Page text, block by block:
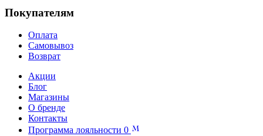
Покупателям
Оплата
Самовывоз
Возврат
Акции
Блог
Магазины
О бренде
Контакты
Программа лояльности 0